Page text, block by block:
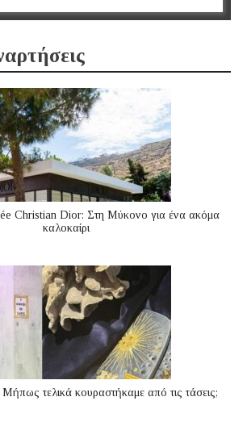
Christian Dior: Στη Μύκονο για ένα ακόμα
καλοκαίρι
τελικά κουραστήκαμε από τις τάσεις;